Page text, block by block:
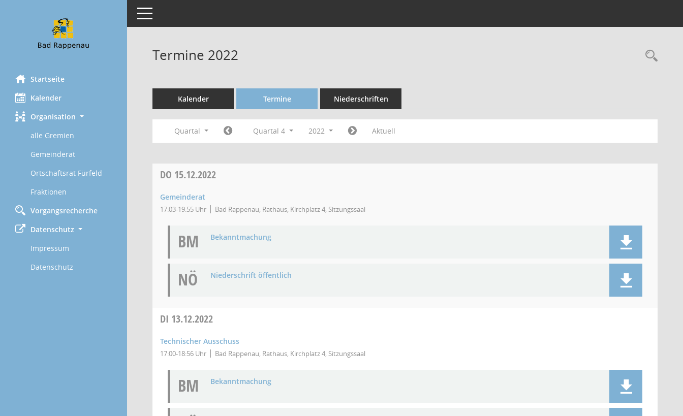
Startseite
Kalender
Organisation
alle Gremien
Gemeinderat
Ortschaftsrat Fürfeld
Fraktionen
Vorgangsrecherche
Datenschutz
Impressum
Datenschutz
Toggle navigation
Termine 2022
Kalender Termine Niederschriften
Quartal Quartal 4 2022 Aktuell
DO 15.12.2022
Gemeinderat
17:03-19:55 Uhr Bad Rappenau, Rathaus, Kirchplatz 4, Sitzungssaal
BM Bekanntmachung
NÖ Niederschrift öffentlich
DI 13.12.2022
Technischer Ausschuss
17:00-18:56 Uhr Bad Rappenau, Rathaus, Kirchplatz 4, Sitzungssaal
BM Bekanntmachung